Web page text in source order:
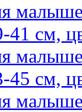
41 см,
45 см,